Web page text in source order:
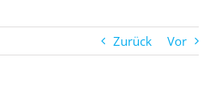
Zurück Vor